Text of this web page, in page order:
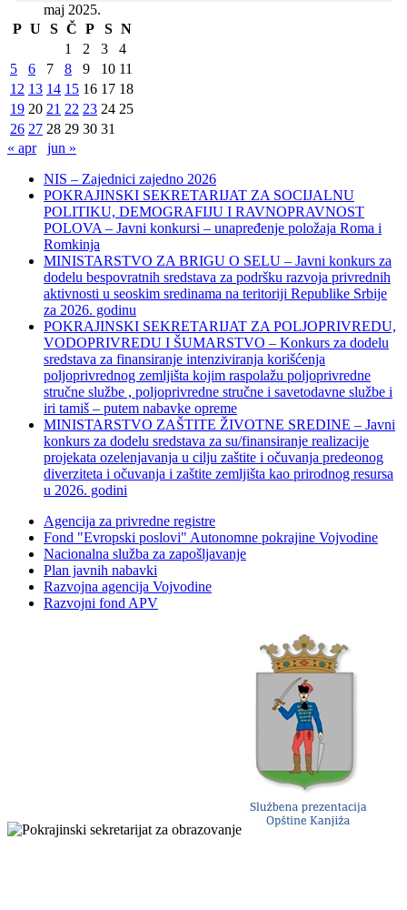
maj 2025.
P U S Č P S N
1
2 3
4
5
6 7 8 9 10 11
12 13 14 15 16 17 18
19 20 21 22 23 24 25
26 27 28 29 30 31
« apr
jun »
NIS – Zajednici zajedno 2026
POKRAJINSKI SEKRETARIJAT ZA SOCIJALNU
POLITIKU, DEMOGRAFIJU I RAVNOPRAVNOST
POLOVA – Javni konkursi – unapređenje položaja Roma i
Romkinja
MINISTARSTVO ZA BRIGU O SELU – Javni konkurs za
dodelu bespovratnih sredstava za podršku razvoja privrednih
aktivnosti u seoskim sredinama na teritoriji Republike Srbije
za 2026. godinu
POKRAJINSKI SEKRETARIJAT ZA POLJOPRIVREDU,
VODOPRIVREDU I ŠUMARSTVO – Konkurs za dodelu
sredstava za finansiranje intenziviranja korišćenja
poljoprivrednog zemljišta kojim raspolažu poljoprivredne
stručne službe , poljoprivredne stručne i savetodavne službe i
iri tamiš ‒ putem nabavke opreme
MINISTARSTVO ZAŠTITE ŽIVOTNE SREDINE – Javni
konkurs za dodelu sredstava za su/finansiranje realizacije
projekata ozelenjavanja u cilju zaštite i očuvanja predeonog
diverziteta i očuvanja i zaštite zemljišta kao prirodnog resursa
u 2026. godini
Agencija za privredne registre
Fond "Evropski poslovi" Autonomne pokrajine Vojvodine
Nacionalna služba za zapošljavanje
Plan javnih nabavki
Razvojna agencija Vojvodine
Razvojni fond APV